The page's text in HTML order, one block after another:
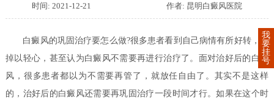
时间: 2021-12-21 作者: 昆明白癜风医院
白癜风的巩固治疗要怎么做?很多患者看到自己病情有所好转，就
掉以轻心，甚至认为白癜风不需要再进行治疗了。面对治好后的白癜
风，很多患者都以为不需要再管了，就放任自由了。其实不是这样
的，治好后的白癜风还需要再巩固治疗一段时间才行。如果在这个时
我
要
挂
号